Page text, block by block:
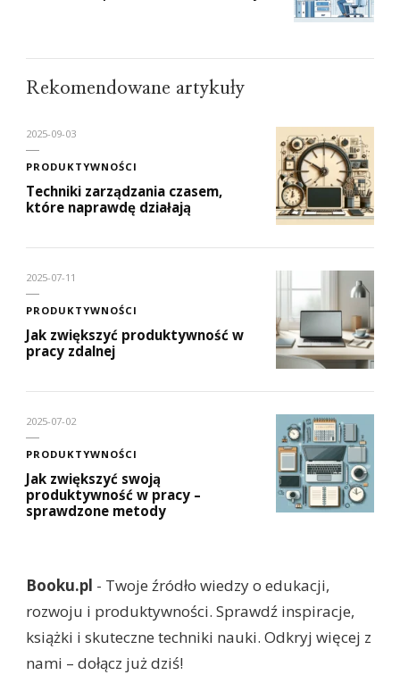
Rekomendowane artykuły
2025-09-03
PRODUKTYWNOŚCI
Techniki zarządzania czasem,
które naprawdę działają
2025-07-11
PRODUKTYWNOŚCI
Jak zwiększyć produktywność w
pracy zdalnej
2025-07-02
PRODUKTYWNOŚCI
Jak zwiększyć swoją
produktywność w pracy –
sprawdzone metody
Booku.pl - Twoje źródło wiedzy o edukacji,
rozwoju i produktywności. Sprawdź inspiracje,
książki i skuteczne techniki nauki. Odkryj więcej z
nami – dołącz już dziś!